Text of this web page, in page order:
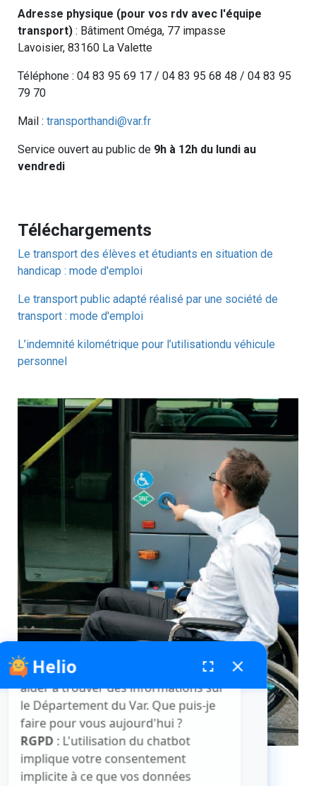
Adresse physique (pour vos rdv avec l'équipe
transport) : Bâtiment Oméga, 77 impasse
Lavoisier, 83160 La Valette
Téléphone : 04 83 95 69 17 / 04 83 95 68 48 / 04 83 95
79 70
Mail : transporthandi@var.fr
Service ouvert au public de 9h à 12h du lundi au
vendredi
Téléchargements
Le transport des élèves et étudiants en situation de
handicap : mode d'emploi
Le transport public adapté réalisé par une société de
transport : mode d'emploi
L’indemnité kilométrique pour l’utilisationdu véhicule
personnel
Helio fenêtre de chatbot
Bonjour, je suis Helio. Je peux vous
aider à trouver des informations sur
le Département du Var. Que puis-je
faire pour vous aujourd'hui ?
RGPD : L'utilisation du chatbot
implique votre consentement
implicite à ce que vos données